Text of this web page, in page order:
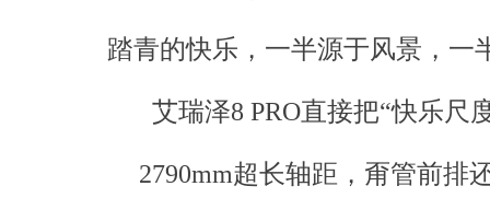
踏青的快乐，一半源于风景，一
艾瑞泽8 PRO直接把“快乐尺
2790mm超长轴距，甭管前排